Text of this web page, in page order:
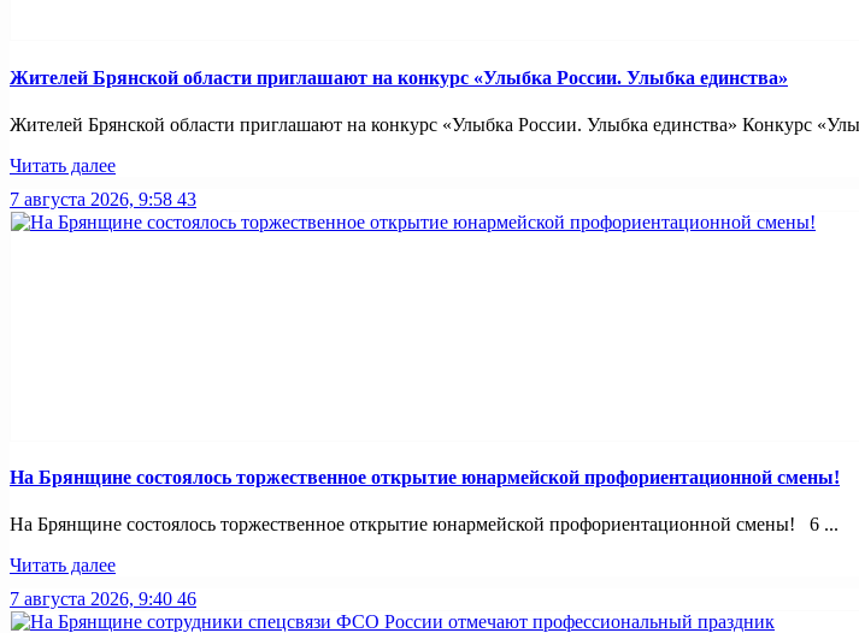
Жителей Брянской области приглашают на конкурс «Улыбка России. Улыбка единства»
Жителей Брянской области приглашают на конкурс «Улыбка России. Улыбка единства» Конкурс
Читать далее
7 августа 2026, 9:58 43
На Брянщине состоялось торжественное открытие юнармейской профориентационной смены!
На Брянщине состоялось торжественное открытие юнармейской профориентационной смены! 6 ...
Читать далее
7 августа 2026, 9:40 46